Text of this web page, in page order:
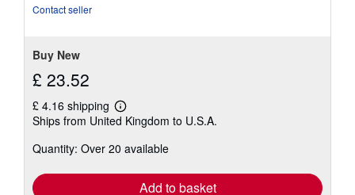
Contact seller
Buy New
£ 23.52
£ 4.16 shipping
Learn
more
shipping
Ships from United Kingdom to U.S.A.
Quantity: Over 20 available
Add to basket